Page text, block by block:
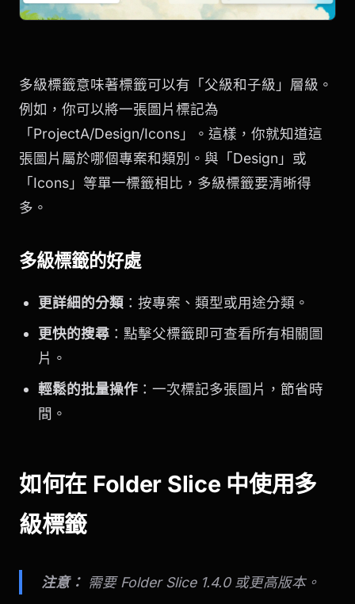
多級標籤意味著標籤可以有「父級和子級」層級。
例如，你可以將一張圖片標記為
「ProjectA/Design/Icons」。這樣，你就知道這
張圖片屬於哪個專案和類別。與「Design」或
「Icons」等單一標籤相比，多級標籤要清晰得
多。
多級標籤的好處
更詳細的分類 ：按專案、類型或用途分類。
更快的搜尋 ：點擊父標籤即可查看所有相關圖
片。
輕鬆的批量操作 ：一次標記多張圖片，節省時
間。
如何在 Folder Slice 中使用多
級標籤
注意： 需要 Folder Slice 1.4.0 或更高版本。